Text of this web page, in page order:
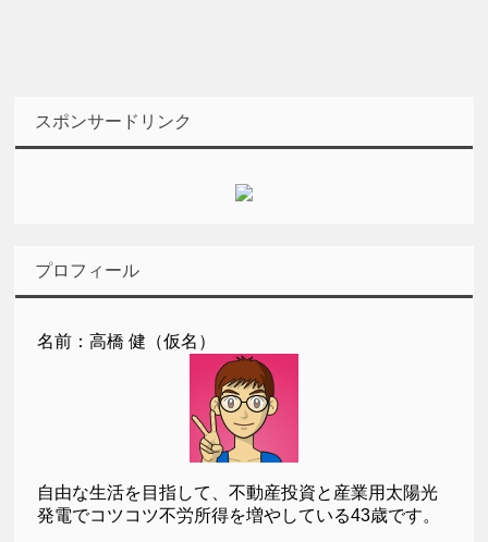
スポンサードリンク
プロフィール
名前：高橋 健（仮名）
自由な生活を目指して、不動産投資と産業用太陽光
発電でコツコツ不労所得を増やしている43歳です。